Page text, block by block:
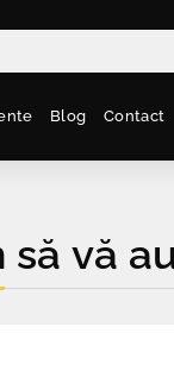
Blog Contact
să vă